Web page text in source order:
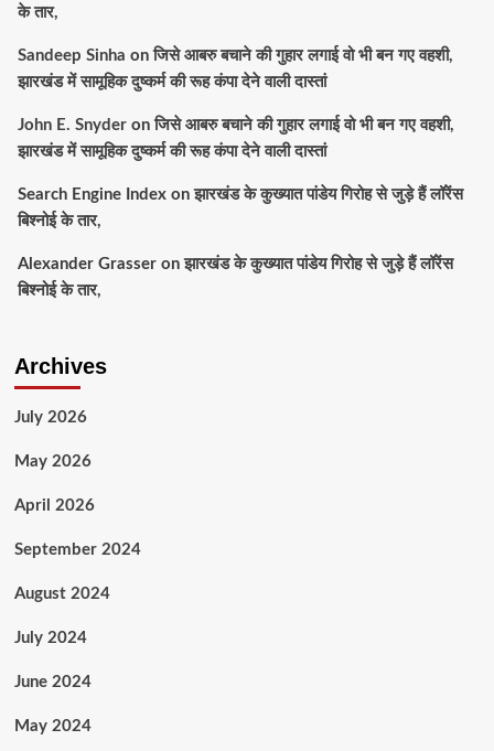
के तार,
Sandeep Sinha onजिसे आबरु बचाने की गुहार लगाई वो भी बन गए वहशी,
झारखंड में सामूहिक दुष्कर्म की रूह कंपा देने वाली दास्तां
John E. Snyderonजिसे आबरु बचाने की गुहार लगाई वो भी बन गए वहशी,
झारखंड में सामूहिक दुष्कर्म की रूह कंपा देने वाली दास्तां
Search Engine Indexonझारखंड के कुख्यात पांडेय गिरोह से जुड़े हैं लॉरेंस
बिश्नोई के तार,
Alexander Grasseronझारखंड के कुख्यात पांडेय गिरोह से जुड़े हैं लॉरेंस
बिश्नोई के तार,
Archives
July 2026
May 2026
April 2026
September 2024
August 2024
July 2024
June 2024
May 2024